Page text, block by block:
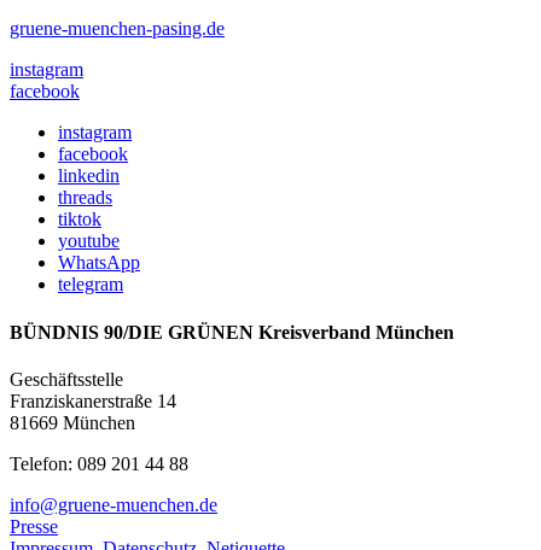
gruene-muenchen-pasing.de
instagram
facebook
instagram
facebook
linkedin
threads
tiktok
youtube
WhatsApp
telegram
BÜNDNIS 90/DIE GRÜNEN Kreisverband München
Geschäftsstelle
Franziskanerstraße 14
81669 München
Telefon: 089 201 44 88
info@gruene-muenchen.de
Presse